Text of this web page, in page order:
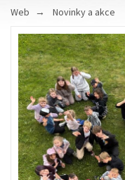
Web Novinky a akce